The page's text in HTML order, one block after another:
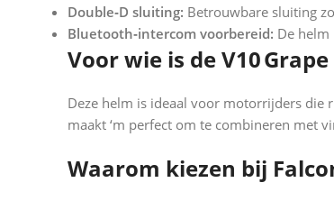
Double‑D sluiting: Betrouwbare sluiting
Bluetooth‑intercom voorbereid: De helm
Voor wie is de V10
Deze helm is ideaal voor motorrijders die
maakt ‘m perfect om te combineren met
Waarom kiezen bij